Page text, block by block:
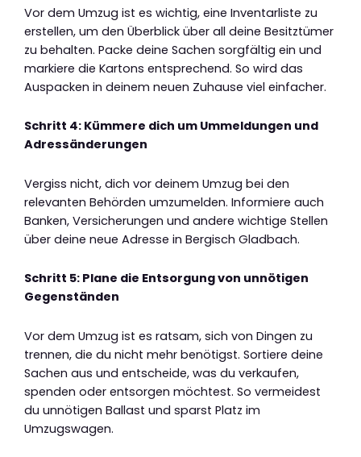
Vor dem Umzug ist es wichtig, eine Inventarliste zu
erstellen, um den Überblick über all deine Besitztümer
zu behalten. Packe deine Sachen sorgfältig ein und
markiere die Kartons entsprechend. So wird das
Auspacken in deinem neuen Zuhause viel einfacher.
Schritt 4: Kümmere dich um Ummeldungen und
Adressänderungen
Vergiss nicht, dich vor deinem Umzug bei den
relevanten Behörden umzumelden. Informiere auch
Banken, Versicherungen und andere wichtige Stellen
über deine neue Adresse in Bergisch Gladbach.
Schritt 5: Plane die Entsorgung von unnötigen
Gegenständen
Vor dem Umzug ist es ratsam, sich von Dingen zu
trennen, die du nicht mehr benötigst. Sortiere deine
Sachen aus und entscheide, was du verkaufen,
spenden oder entsorgen möchtest. So vermeidest
du unnötigen Ballast und sparst Platz im
Umzugswagen.